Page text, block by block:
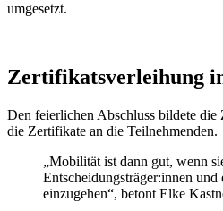
umgesetzt.
Zertifikatsverleihung
Den feierlichen Abschluss bildete
die Zertifikate an die Teilnehmenden.
„Mobilität ist dann gut, wenn
Entscheidungsträger:innen
einzugehen“, betont Elke